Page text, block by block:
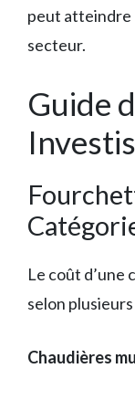
peut atteindre
secteur.
Guide
Le coût d’une
selon
Chaudières